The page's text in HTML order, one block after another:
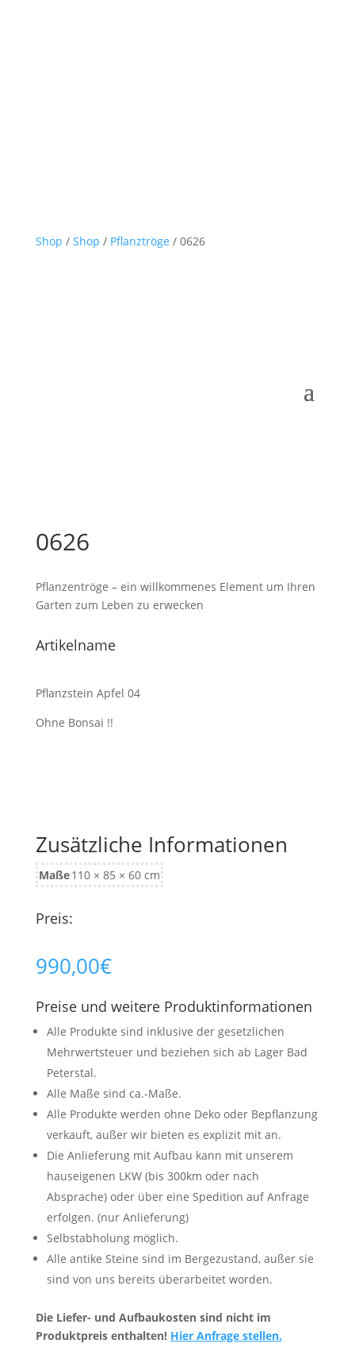
Shop / Shop / Pflanztröge / 0626
0626
Pflanzentröge – ein willkommenes Element um Ihren
Garten zum Leben zu erwecken
Artikelname
Pflanzstein Apfel 04
Ohne Bonsai !!
Zusätzliche Informationen
Maße110 × 85 × 60 cm
Preis:
990,00€
Preise und weitere Produktinformationen
Alle Produkte sind inklusive der gesetzlichen
Mehrwertsteuer und beziehen sich ab Lager Bad
Peterstal.
Alle Maße sind ca.-Maße.
Alle Produkte werden ohne Deko oder Bepflanzung
verkauft, außer wir bieten es explizit mit an.
Die Anlieferung mit Aufbau kann mit unserem
hauseigenen LKW (bis 300km oder nach
Absprache) oder über eine Spedition auf Anfrage
erfolgen. (nur Anlieferung)
Selbstabholung möglich.
Alle antike Steine sind im Bergezustand, außer sie
sind von uns bereits überarbeitet worden.
Die Liefer- und Aufbaukosten sind nicht im
Produktpreis enthalten! Hier Anfrage stellen.